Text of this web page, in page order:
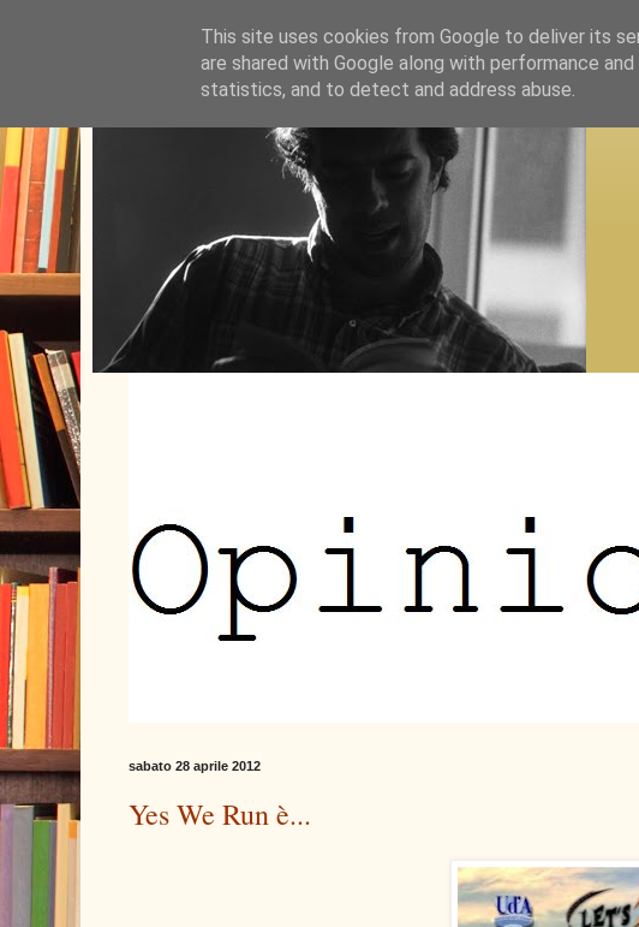
sabato 28 aprile 2012
Yes We Run è...
This site uses cookies from Google to deliver its
are shared with Google along with performance
statistics, and to detect and address abuse.